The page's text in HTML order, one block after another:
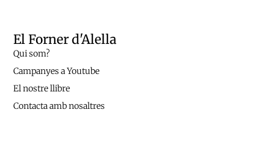
El Forner d'Alella
Qui som?
Campanyes a Youtube
El nostre llibre
Contacta amb nosaltres